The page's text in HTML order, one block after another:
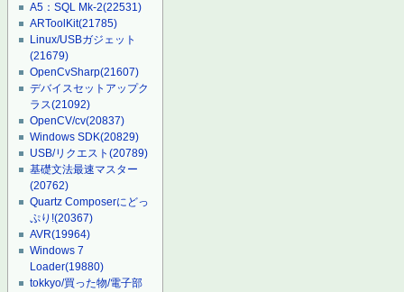
A5：SQL Mk-2(22531)
ARToolKit(21785)
Linux/USBガジェット
(21679)
OpenCvSharp(21607)
デバイスセットアップク
ラス(21092)
OpenCV/cv(20837)
Windows SDK(20829)
USB/リクエスト(20789)
基礎文法最速マスター
(20762)
Quartz Composerにどっ
ぷり!(20367)
AVR(19964)
Windows 7
Loader(19880)
tokkyo/買った物/電子部